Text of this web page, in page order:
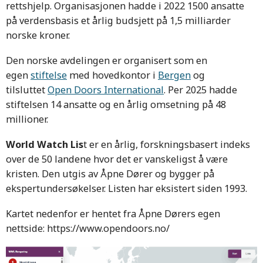
rettshjelp. Organisasjonen hadde i 2022 1500 ansatte
på verdensbasis et årlig budsjett på 1,5 milliarder
norske kroner.
Den norske avdelingen er organisert som en
egenstiftelse med hovedkontor i Bergenog
tilsluttetOpen Doors International. Per 2025 hadde
stiftelsen 14 ansatte og en årlig omsetning på 48
millioner.
World Watch List er en årlig, forskningsbasert indeks
over de 50 landene hvor det er vanskeligst å være
kristen. Den utgis av Åpne Dører og bygger på
ekspertundersøkelser. Listen har eksistert siden 1993.
Kartet nedenfor er hentet fra Åpne Dørers egen
nettside: https://www.opendoors.no/